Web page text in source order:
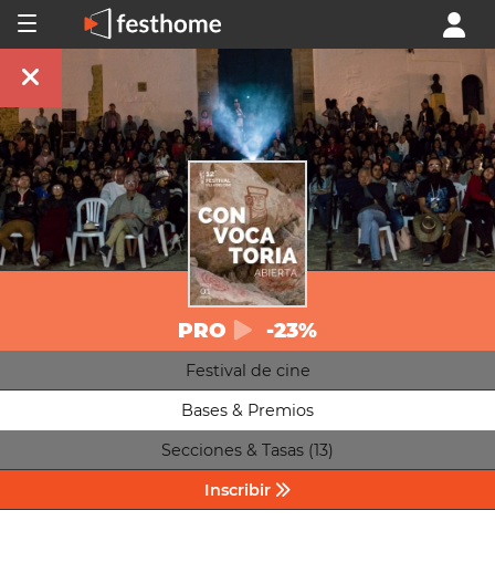
PRO -23%
Festival de cine
Bases & Premios
Secciones & Tasas (13)
Inscribir